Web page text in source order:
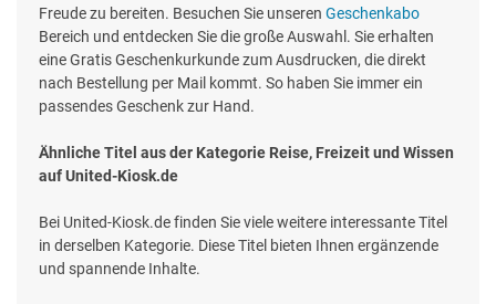
Freude zu bereiten. Besuchen Sie unseren Geschenkabo
Bereich und entdecken Sie die große Auswahl. Sie erhalten
eine Gratis Geschenkurkunde zum Ausdrucken, die direkt
nach Bestellung per Mail kommt. So haben Sie immer ein
passendes Geschenk zur Hand.
Ähnliche Titel aus der Kategorie Reise, Freizeit und Wissen
auf United-Kiosk.de
Bei United-Kiosk.de finden Sie viele weitere interessante Titel
in derselben Kategorie. Diese Titel bieten Ihnen ergänzende
und spannende Inhalte.